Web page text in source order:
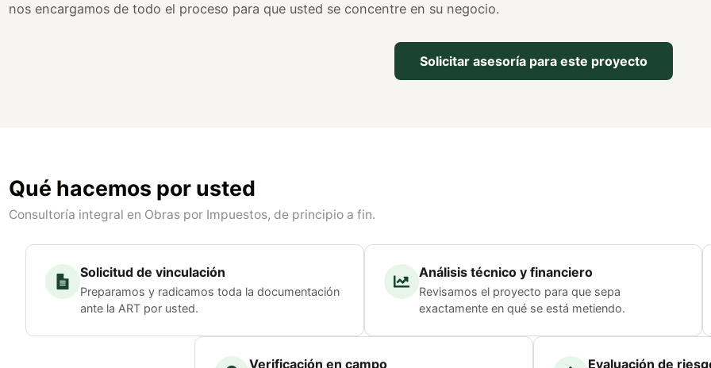
nos encargamos de todo el proceso para que usted se concentre en su negocio.
Solicitar asesoría para este proyecto
Qué hacemos por usted
Consultoría integral en Obras por Impuestos, de principio a fin.
Solicitud de vinculación
Preparamos y radicamos toda la documentación
ante la ART por usted.
Análisis técnico y financiero
Revisamos el proyecto para que sepa
exactamente en qué se está metiendo.
Verificación en campo Evaluación de